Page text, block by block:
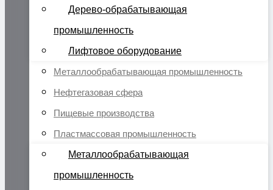
Дерево-обрабатывающая
промышленность
Лифтовое оборудование
Металлообрабатывающая промышленность
Нефтегазовая сфера
Пищевые производства
Пластмассовая промышленность
Металлообрабатывающая
промышленность